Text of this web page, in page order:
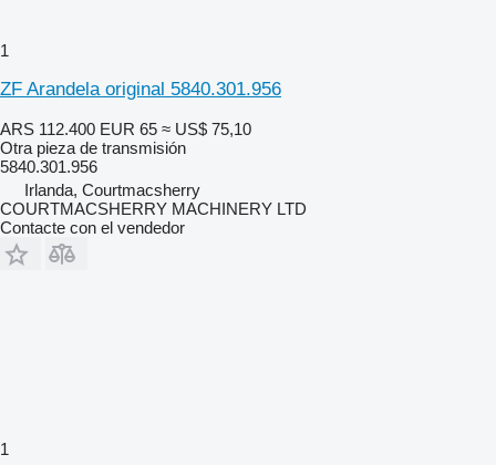
1
ZF Arandela original 5840.301.956
ARS 112.400 EUR 65 ≈ US$ 75,10
Otra pieza de transmisión
5840.301.956
Irlanda, Courtmacsherry
COURTMACSHERRY MACHINERY LTD
Contacte con el vendedor
1